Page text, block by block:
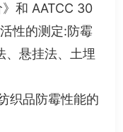
和 AATCC 30
性的测定:防霉
、悬挂法、土埋
织品防霉性能的